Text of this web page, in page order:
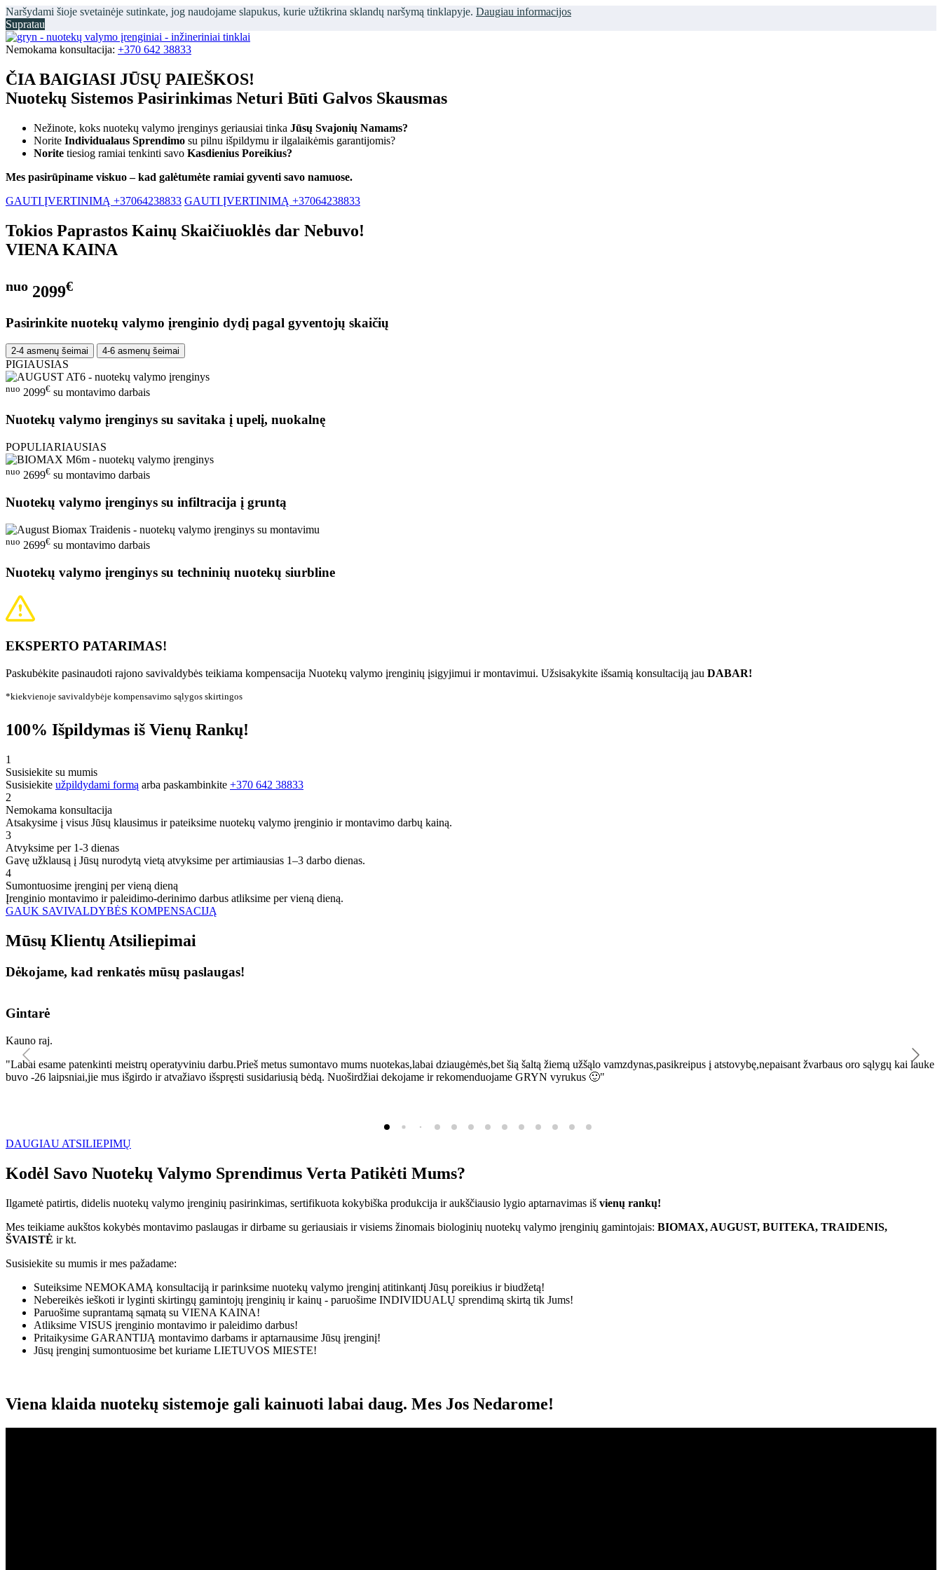
Naršydami šioje svetainėje sutinkate, jog naudojame slapukus, kurie užtikrina sklandų naršymą tinklapyje. Daugiau informacijos
Supratau
Nemokama konsultacija: +370 642 38833
ČIA BAIGIASI JŪSŲ PAIEŠKOS!
Nuotekų Sistemos Pasirinkimas Neturi Būti Galvos Skausmas
Nežinote, koks nuotekų valymo įrenginys geriausiai tinka Jūsų Svajonių Namams?
Norite Individualaus Sprendimo su pilnu išpildymu ir ilgalaikėmis garantijomis?
Norite tiesiog ramiai tenkinti savo Kasdienius Poreikius?
Mes pasirūpiname viskuo – kad galėtumėte ramiai gyventi savo namuose.
GAUTI ĮVERTINIMĄ +37064238833 GAUTI ĮVERTINIMĄ +37064238833
Tokios Paprastos Kainų Skaičiuoklės dar Nebuvo!
VIENA KAINA
nuo 2099€
Pasirinkite nuotekų valymo įrenginio dydį pagal gyventojų skaičių
2-4 asmenų šeimai 4-6 asmenų šeimai
PIGIAUSIAS
nuo 2099€ su montavimo darbais
Nuotekų valymo įrenginys su savitaka į upelį, nuokalnę
POPULIARIAUSIAS
nuo 2699€ su montavimo darbais
Nuotekų valymo įrenginys su infiltracija į gruntą
nuo 2699€ su montavimo darbais
Nuotekų valymo įrenginys su techninių nuotekų siurbline
EKSPERTO PATARIMAS!
Paskubėkite pasinaudoti rajono savivaldybės teikiama kompensacija Nuotekų valymo įrenginių įsigyjimui ir montavimui. Užsisakykite išsamią konsultaciją jau DABAR!
*kiekvienoje savivaldybėje kompensavimo sąlygos skirtingos
100% Išpildymas iš Vienų Rankų!
1
Susisiekite su mumis
Susisiekite užpildydami formą arba paskambinkite +370 642 38833
2
Nemokama konsultacija
Atsakysime į visus Jūsų klausimus ir pateiksime nuotekų valymo įrenginio ir montavimo darbų kainą.
3
Atvyksime per 1-3 dienas
Gavę užklausą į Jūsų nurodytą vietą atvyksime per artimiausias 1–3 darbo dienas.
4
Sumontuosime įrenginį per vieną dieną
Įrenginio montavimo ir paleidimo-derinimo darbus atliksime per vieną dieną.
GAUK SAVIVALDYBĖS KOMPENSACIJĄ
Mūsų Klientų Atsiliepimai
Dėkojame, kad renkatės mūsų paslaugas!
Gintarė
Kauno raj.
"Labai esame patenkinti meistrų operatyviniu darbu.Prieš metus sumontavo mums nuotekas,labai dziaugėmės,bet šią šaltą žiemą užšąlo vamzdynas,pasikreipus į atstovybę,nepaisant žvarbaus oro sąlygų kai lauke
buvo -26 laipsniai,jie mus išgirdo ir atvažiavo išspręsti susidariusią bėdą. Nuoširdžiai dekojame ir rekomenduojame GRYN vyrukus 🙂"
DAUGIAU ATSILIEPIMŲ
Kodėl Savo Nuotekų Valymo Sprendimus Verta Patikėti Mums?
Ilgametė patirtis, didelis nuotekų valymo įrenginių pasirinkimas, sertifikuota kokybiška produkcija ir aukščiausio lygio aptarnavimas iš vienų rankų!
Mes teikiame aukštos kokybės montavimo paslaugas ir dirbame su geriausiais ir visiems žinomais biologinių nuotekų valymo įrenginių gamintojais: BIOMAX, AUGUST, BUITEKA, TRAIDENIS,
ŠVAISTĖ ir kt.
Susisiekite su mumis ir mes pažadame:
Suteiksime NEMOKAMĄ konsultaciją ir parinksime nuotekų valymo įrenginį atitinkantį Jūsų poreikius ir biudžetą!
Nebereikės ieškoti ir lyginti skirtingų gamintojų įrenginių ir kainų - paruošime INDIVIDUALŲ sprendimą skirtą tik Jums!
Paruošime suprantamą sąmatą su VIENA KAINA!
Atliksime VISUS įrenginio montavimo ir paleidimo darbus!
Pritaikysime GARANTIJĄ montavimo darbams ir aptarnausime Jūsų įrenginį!
Jūsų įrenginį sumontuosime bet kuriame LIETUVOS MIESTE!
Viena klaida nuotekų sistemoje gali kainuoti labai daug. Mes Jos Nedarome!